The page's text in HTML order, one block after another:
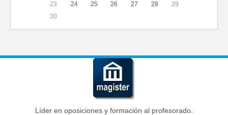
23
24 25 26 27 28
29
30
Líder en oposiciones y formación al profesorado.